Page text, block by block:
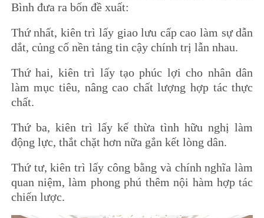
Bình đưa ra bốn đề xuất:
Thứ nhất, kiên trì lấy giao lưu cấp cao làm sự dẫn
dắt, củng cố nền tảng tin cậy chính trị lẫn nhau.
Thứ hai, kiên trì lấy tạo phúc lợi cho nhân dân
làm mục tiêu, nâng cao chất lượng hợp tác thực
chất.
Thứ ba, kiên trì lấy kế thừa tình hữu nghị làm
động lực, thắt chặt hơn nữa gắn kết lòng dân.
Thứ tư, kiên trì lấy công bằng và chính nghĩa làm
quan niệm, làm phong phú thêm nội hàm hợp tác
chiến lược.